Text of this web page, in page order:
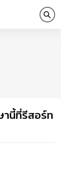
านี้ที่รีสอร์ท